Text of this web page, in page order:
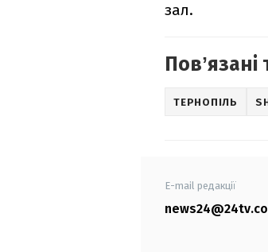
зал.
Повʼязані
ТЕРНОПІЛЬ
E-mail редакції